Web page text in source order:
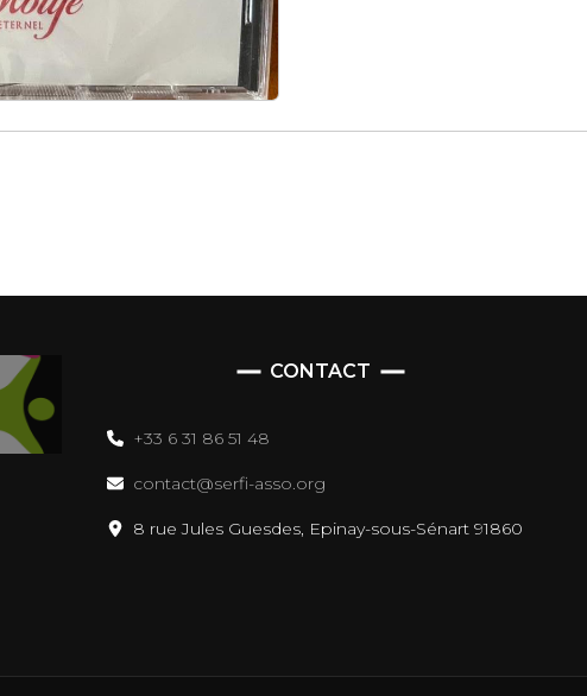
CONTACT
+33 6 31 86 51 48
contact@serfi-asso.org
8 rue Jules Guesdes, Epinay-sous-Sénart 91860